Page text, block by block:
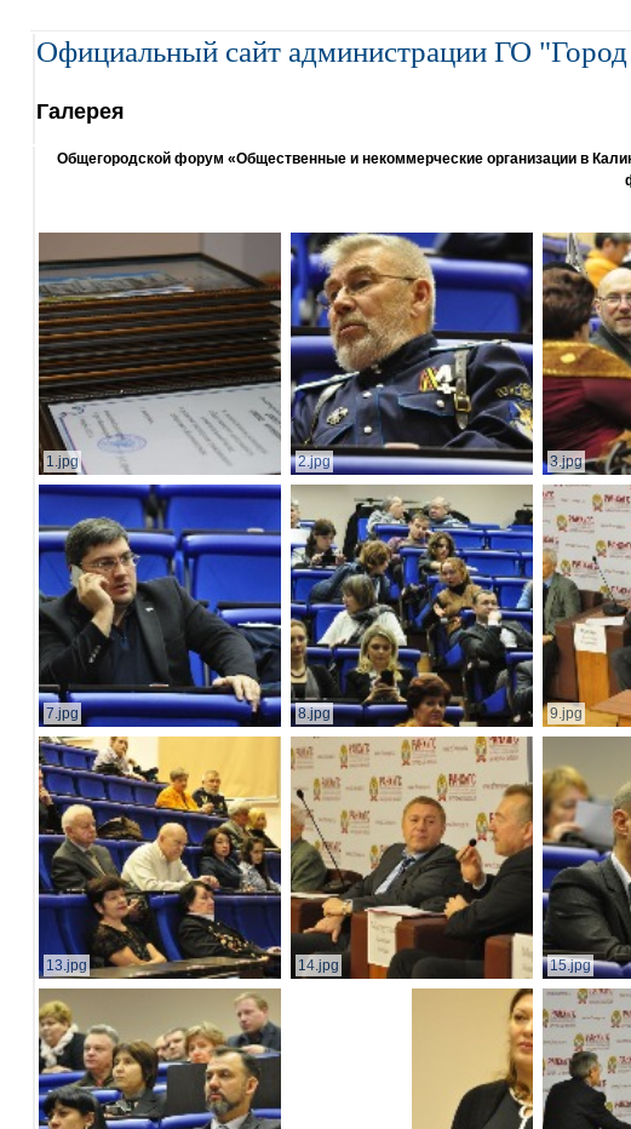
Официальный сайт администрации ГО
Галерея
Общегородской форум «Общественные и некоммерческие организации в
1.jpg 2.jpg 3.jpg
7.jpg 8.jpg 9.jpg
13.jpg 14.jpg 15.jpg